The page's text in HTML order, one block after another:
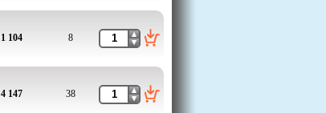
1 104 8
4 147 38